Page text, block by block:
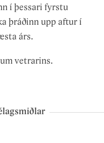
í þessari fyrstu
þráðinn upp aftur í
árs.
vetrarins.